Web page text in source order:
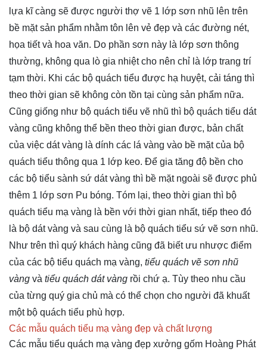
lựa kĩ càng sẽ được người thợ vẽ 1 lớp sơn nhũ lên trên
bề mặt sản phẩm nhằm tôn lên vẻ đẹp và các đường nét,
họa tiết và hoa văn. Do phần sơn này là lớp sơn thông
thường, không qua lò gia nhiệt cho nên chỉ là lớp trang trí
tạm thời. Khi các bộ quách tiểu được hạ huyệt, cải táng thì
theo thời gian sẽ không còn tồn tại cùng sản phẩm nữa.
Cũng giống như bộ quách tiểu vẽ nhũ thì bộ quách tiểu dát
vàng cũng không thể bền theo thời gian được, bản chất
của việc dát vàng là dính các lá vàng vào bề mặt của bộ
quách tiểu thông qua 1 lớp keo. Để gia tăng độ bền cho
các bộ tiểu sành sứ dát vàng thì bề mặt ngoài sẽ được phủ
thêm 1 lớp sơn Pu bóng. Tóm lại, theo thời gian thì bộ
quách tiểu mạ vàng là bền với thời gian nhất, tiếp theo đó
là bộ dát vàng và sau cùng là bộ quách tiểu sứ vẽ sơn nhũ.
Như trên thì quý khách hàng cũng đã biết ưu nhược điểm
của các bộ tiểu quách mạ vàng, tiểu quách vẽ sơn nhũ
vàng và tiểu quách dát vàng rồi chứ ạ. Tùy theo nhu cầu
của từng quý gia chủ mà có thể chọn cho người đã khuất
một bộ quách tiểu phù hợp.
Các mẫu quách tiểu mạ vàng đẹp và chất lượng
Các mẫu tiểu quách mạ vàng đẹp xưởng gốm Hoàng Phát